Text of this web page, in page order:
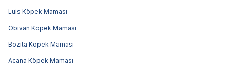
Luis Köpek Maması
Obivan Köpek Maması
Bozita Köpek Maması
Acana Köpek Maması